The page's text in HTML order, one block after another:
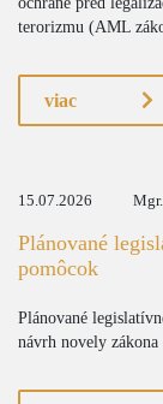
terorizmu (AML
viac
15.07.2026
Plánované
pomôcok
Plánované
návrh novely